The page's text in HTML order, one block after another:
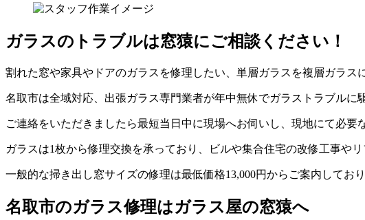
ガラスのトラブルは窓猿にご相談ください！
割れた窓や家具やドアのガラスを修理したい、単層ガラスを複層ガラ
名取市は全域対応、出張ガラス専門業者が年中無休でガラストラブルに
ご連絡をいただきましたら最短当日中に現場へお伺いし、現地にて必要
ガラスは1枚から修理交換を承っており、ビルや集合住宅の改修工事や
一般的な掃き出し窓サイズの修理は最低価格13,000円からご案内しており
名取市のガラス修理はガラス屋の窓猿へ